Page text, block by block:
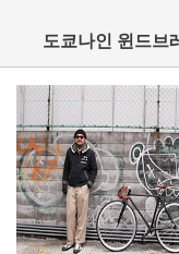
도쿄나인 윈드